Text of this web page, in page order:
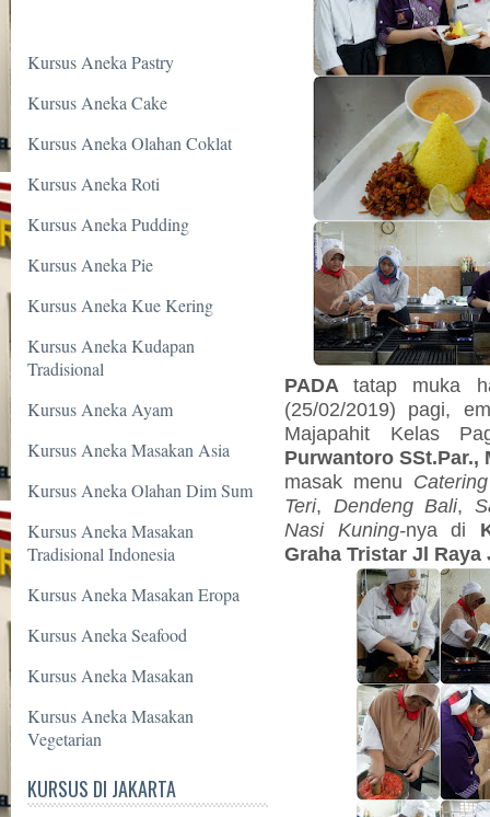
Kursus Aneka Pastry
Kursus Aneka Cake
Kursus Aneka Olahan Coklat
Kursus Aneka Roti
Kursus Aneka Pudding
Kursus Aneka Pie
Kursus Aneka Kue Kering
Kursus Aneka Kudapan
Tradisional
Kursus Aneka Ayam
Kursus Aneka Masakan Asia
Kursus Aneka Olahan Dim Sum
Kursus Aneka Masakan
Tradisional Indonesia
Kursus Aneka Masakan Eropa
Kursus Aneka Seafood
Kursus Aneka Masakan
Kursus Aneka Masakan
Vegetarian
KURSUS DI JAKARTA
PADAtatap muka
(25/02/2019) pagi,
Majapahit Kelas
Purwantoro SSt.Par.,
masak menu Catering
Teri, Dendeng Bali,
Nasi Kuning-nya di
Graha Tristar Jl Raya